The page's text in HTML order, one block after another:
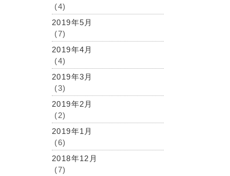
(4)
2019年5月
(7)
2019年4月
(4)
2019年3月
(3)
2019年2月
(2)
2019年1月
(6)
2018年12月
(7)